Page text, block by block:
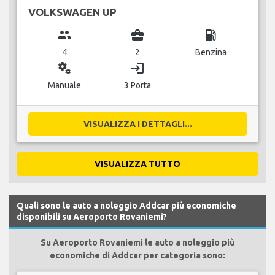
VOLKSWAGEN UP
group
4
business_center
2
local_gas_station
Benzina
miscellaneous_services
Manuale
login
3 Porta
VISUALIZZA I DETTAGLI...
VISUALIZZA TUTTO
Quali sono le auto a noleggio Addcar più economiche
disponibili su Aeroporto Rovaniemi?
Su Aeroporto Rovaniemi le auto a noleggio più
economiche di Addcar per categoria sono: